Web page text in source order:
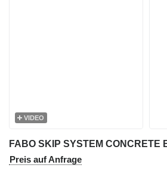
VIDEO
Preis auf Anfrage